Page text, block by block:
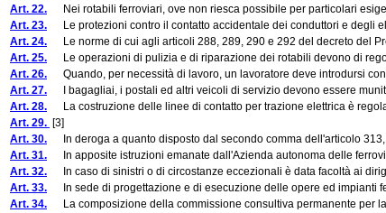
Art. 22. Nei rotabili ferroviari, ove non riesca possibile per particolari
Art. 23. Le protezioni contro il contatto accidentale dei conduttori e degli
Art. 24. Le norme di cui agli articoli 288, 289, 290 e 292 del decreto del
Art. 25. Le operazioni di pulizia e di riparazione dei rotabili devono di
Art. 26. Quando, per necessità di lavoro, un lavoratore deve introdursi
Art. 27. I bagagliai, i postali ed altri veicoli di servizio devono essere
Art. 28. La costruzione delle linee di contatto per trazione elettrica è
Art. 29. [3]
Art. 30. In deroga a quanto disposto dal secondo comma dell'articolo
Art. 31. In apposite istruzioni emanate dall'Azienda autonoma delle
Art. 32. In caso di sinistri o di circostanze eccezionali è data facoltà ai
Art. 33. In sede di progettazione e di esecuzione delle opere ed impianti
Art. 34. La composizione della commissione consultiva permanente per